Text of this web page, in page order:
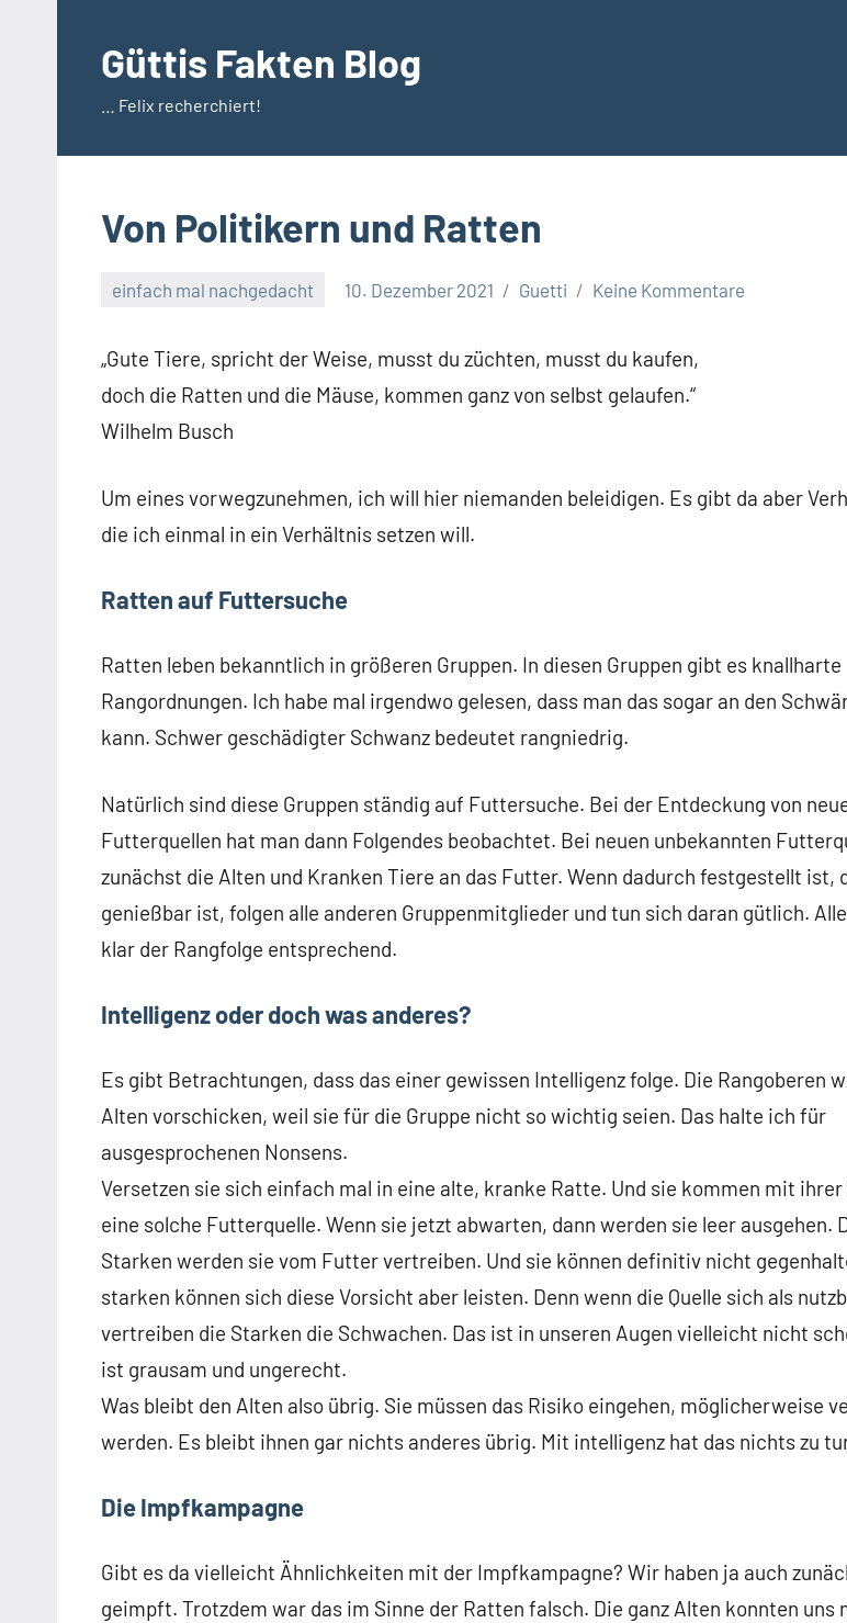
springenGüttis Fakten Blog
… Felix recherchiert!
Von Politikern und Ratten
einfach mal nachgedacht 10. Dezember 2021 Guetti Keine Kommentare
„Gute Tiere, spricht der Weise, musst du züchten, musst du kaufen,
doch die Ratten und die Mäuse, kommen ganz von selbst gelaufen.“
Wilhelm Busch
Um eines vorwegzunehmen, ich will hier niemanden beleidigen. Es gibt da aber
die ich einmal in ein Verhältnis setzen will.
Ratten auf Futtersuche
Ratten leben bekanntlich in größeren Gruppen. In diesen Gruppen gibt es knallharte
Rangordnungen. Ich habe mal irgendwo gelesen, dass man das sogar an den
kann. Schwer geschädigter Schwanz bedeutet rangniedrig.
Natürlich sind diese Gruppen ständig auf Futtersuche. Bei der Entdeckung von
Futterquellen hat man dann Folgendes beobachtet. Bei neuen unbekannten
zunächst die Alten und Kranken Tiere an das Futter. Wenn dadurch festgestellt ist,
genießbar ist, folgen alle anderen Gruppenmitglieder und tun sich daran gütlich.
klar der Rangfolge entsprechend.
Intelligenz oder doch was anderes?
Es gibt Betrachtungen, dass das einer gewissen Intelligenz folge. Die Rangoberen
Alten vorschicken, weil sie für die Gruppe nicht so wichtig seien. Das halte ich für
ausgesprochenen Nonsens.
Versetzen sie sich einfach mal in eine alte, kranke Ratte. Und sie kommen mit ihrer
eine solche Futterquelle. Wenn sie jetzt abwarten, dann werden sie leer ausgehen.
Starken werden sie vom Futter vertreiben. Und sie können definitiv nicht
starken können sich diese Vorsicht aber leisten. Denn wenn die Quelle sich als
vertreiben die Starken die Schwachen. Das ist in unseren Augen vielleicht nicht
ist grausam und ungerecht.
Was bleibt den Alten also übrig. Sie müssen das Risiko eingehen, möglicherweise
werden. Es bleibt ihnen gar nichts anderes übrig. Mit intelligenz hat das nichts zu
Die Impfkampagne
Gibt es da vielleicht Ähnlichkeiten mit der Impfkampagne? Wir haben ja auch
geimpft. Trotzdem war das im Sinne der Ratten falsch. Die ganz Alten konnten uns